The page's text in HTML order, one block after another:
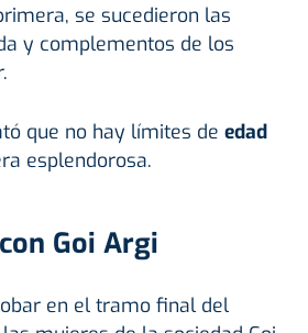
se sucedieron las
y complementos de los
que no hay límites de edad
esplendorosa.
Goi Argi
en el tramo final del